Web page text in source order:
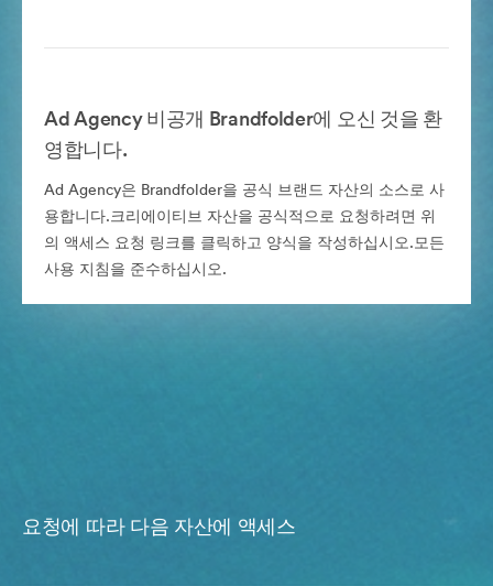
Ad Agency 비공개 Brandfolder에 오신 것을 환
영합니다.
Ad Agency은 Brandfolder을 공식 브랜드 자산의 소스로 사
용합니다.크리에이티브 자산을 공식적으로 요청하려면 위
의 액세스 요청 링크를 클릭하고 양식을 작성하십시오.모든
사용 지침을 준수하십시오.
요청에 따라 다음 자산에 액세스